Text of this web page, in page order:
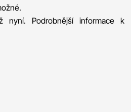
nyní. Podrobnější informace k